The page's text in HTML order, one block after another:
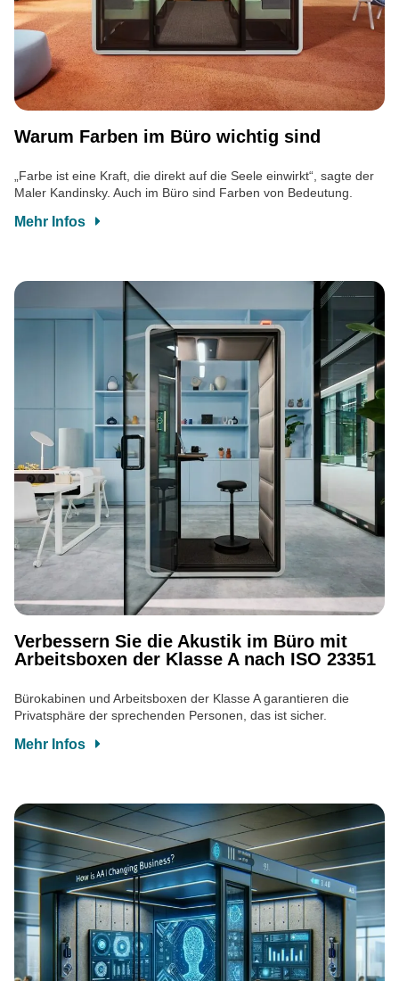
Warum Farben im Büro wichtig sind
„Farbe ist eine Kraft, die direkt auf die Seele einwirkt“, sagte der
Maler Kandinsky. Auch im Büro sind Farben von Bedeutung.
Mehr Infos
Verbessern Sie die Akustik im Büro mit
Arbeitsboxen der Klasse A nach ISO 23351
Bürokabinen und Arbeitsboxen der Klasse A garantieren die
Privatsphäre der sprechenden Personen, das ist sicher.
Mehr Infos